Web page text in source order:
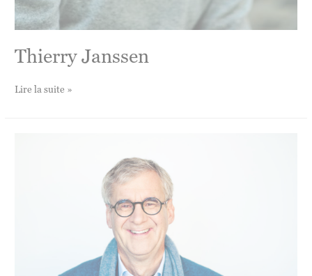
Thierry Janssen
Thierry
Lire la suite »